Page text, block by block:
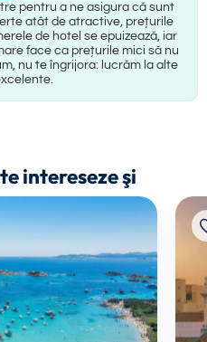
pentru a ne asigura că sunt
atât de atractive, prețurile
de hotel se epuizează, iar
face ca prețurile mici să nu
nu te îngrijora: lucrăm la alte
intereseze şi